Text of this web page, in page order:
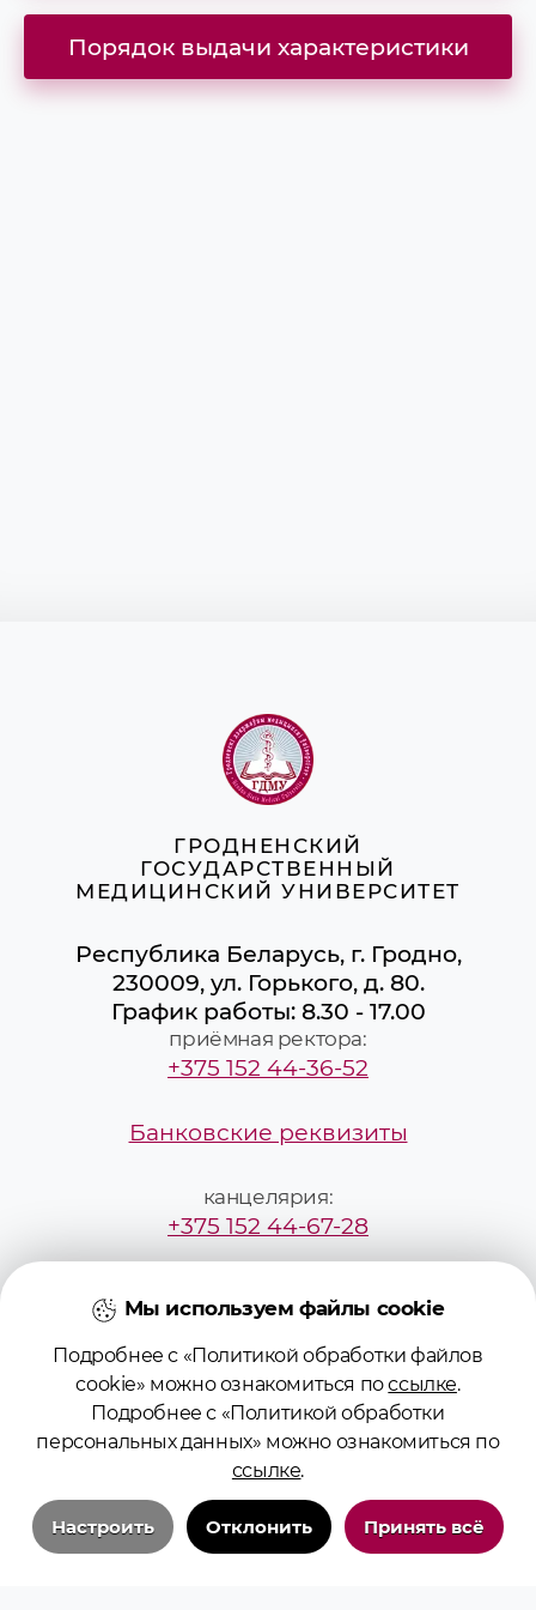
Полезная информация
Специализированный сайт для
День открытых дверей
Порядок выдачи характеристики
ГРОДНЕНСКИЙ
ГОСУДАРСТВЕННЫЙ
МЕДИЦИНСКИЙ УНИВЕРСИТЕТ
Республика Беларусь, г. Гродно,
230009, ул. Горького, д. 80.
График работы: 8.30 - 17.00
приёмная ректора:
+375 152 44-36-52
Банковские реквизиты
канцелярия:
+375 152 44-67-28
приёмная комиссия:
+375295229887
pk@grsmu.by
Мы используем файлы cookie
Подробнее с «Политикой обработки файлов
cookie» можно ознакомиться поссылке.
Подробнее с «Политикой обработки
персональных данных» можно ознакомиться по
ссылке.
Настроить Отклонить Принять всё